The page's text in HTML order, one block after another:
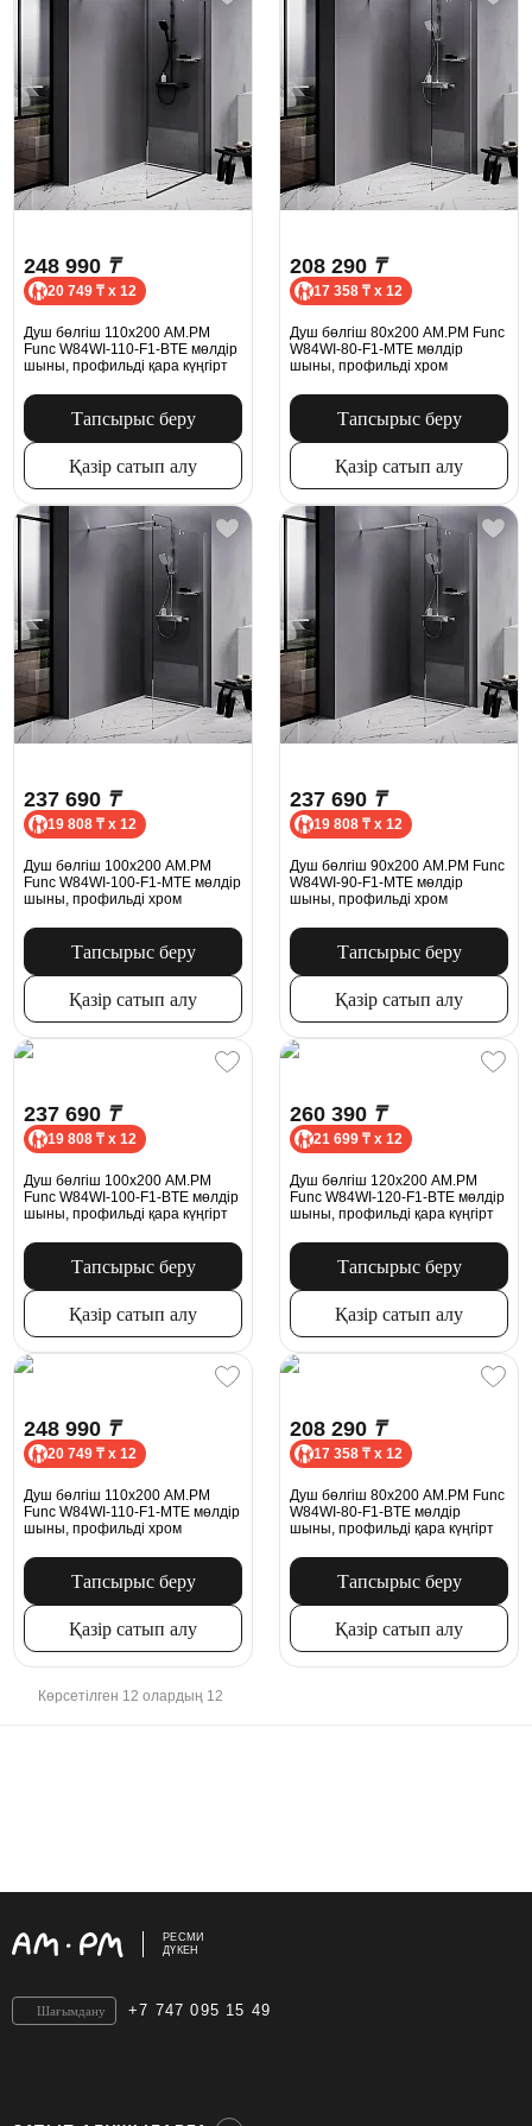
248 990 ₸
20 749 ₸ x 12
Душ бөлгіш 110x200 AM.PM
Func W84WI-110-F1-BTE мөлдір
шыны, профильді қара күңгірт
Тапсырыс беру
Қазір сатып алу
208 290 ₸
17 358 ₸ x 12
Душ бөлгіш 80x200 AM.PM Func
W84WI-80-F1-MTE мөлдір
шыны, профильді хром
Тапсырыс беру
Қазір сатып алу
237 690 ₸
19 808 ₸ x 12
Душ бөлгіш 100x200 AM.PM
Func W84WI-100-F1-MTE мөлдір
шыны, профильді хром
Тапсырыс беру
Қазір сатып алу
237 690 ₸
19 808 ₸ x 12
Душ бөлгіш 90x200 AM.PM Func
W84WI-90-F1-MTE мөлдір
шыны, профильді хром
Тапсырыс беру
Қазір сатып алу
237 690 ₸
19 808 ₸ x 12
Душ бөлгіш 100x200 AM.PM
Func W84WI-100-F1-BTE мөлдір
шыны, профильді қара күңгірт
Тапсырыс беру
Қазір сатып алу
260 390 ₸
21 699 ₸ x 12
Душ бөлгіш 120x200 AM.PM
Func W84WI-120-F1-BTE мөлдір
шыны, профильді қара күңгірт
Тапсырыс беру
Қазір сатып алу
248 990 ₸
20 749 ₸ x 12
Душ бөлгіш 110x200 AM.PM
Func W84WI-110-F1-MTE мөлдір
шыны, профильді хром
Тапсырыс беру
Қазір сатып алу
208 290 ₸
17 358 ₸ x 12
Душ бөлгіш 80x200 AM.PM Func
W84WI-80-F1-BTE мөлдір
шыны, профильді қара күңгірт
Тапсырыс беру
Қазір сатып алу
Көрсетілген 12 олардың 12
РЕСМИ
ДҮКЕН
+7 747 095 15 49
Шағымдану